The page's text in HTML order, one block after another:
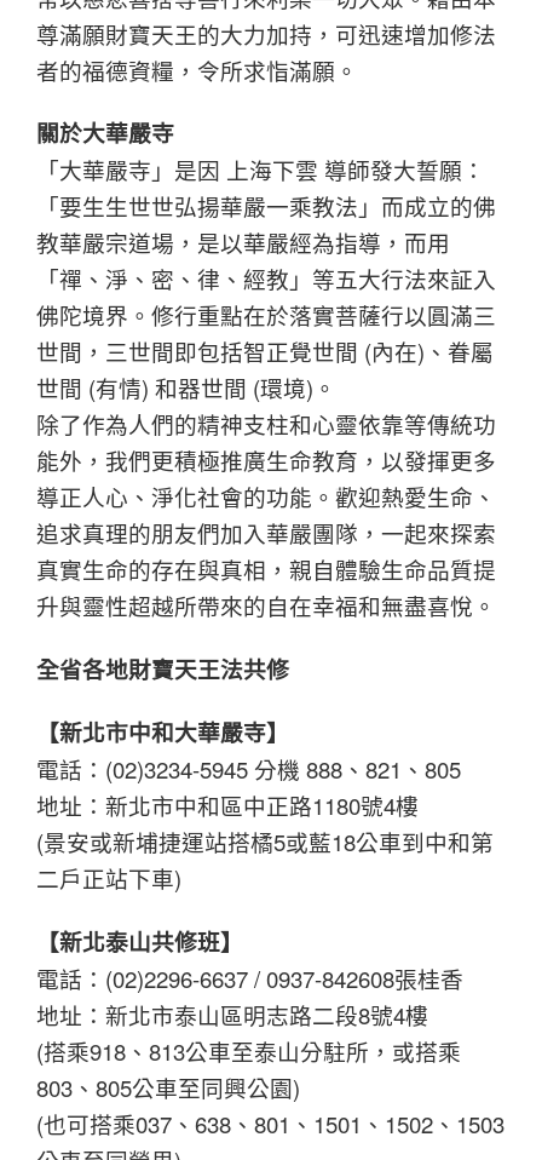
尊滿願財寶天王的大力加持，可迅速增加修法
者的福德資糧，令所求恉滿願。
關於大華嚴寺
「大華嚴寺」是因 上海下雲 導師發大誓願：
「要生生世世弘揚華嚴一乘教法」而成立的佛
教華嚴宗道場，是以華嚴經為指導，而用
「禪、淨、密、律、經教」等五大行法來証入
佛陀境界。修行重點在於落實菩薩行以圓滿三
世間，三世間即包括智正覺世間 (內在)、眷屬
世間 (有情) 和器世間 (環境)。
除了作為人們的精神支柱和心靈依靠等傳統功
能外，我們更積極推廣生命教育，以發揮更多
導正人心、淨化社會的功能。歡迎熱愛生命、
追求真理的朋友們加入華嚴團隊，一起來探索
真實生命的存在與真相，親自體驗生命品質提
升與靈性超越所帶來的自在幸福和無盡喜悅。
全省各地財寶天王法共修
【新北市中和大華嚴寺】
電話：(02)3234-5945 分機 888、821、805
地址：新北市中和區中正路1180號4樓
(景安或新埔捷運站搭橘5或藍18公車到中和第
二戶正站下車)
【新北泰山共修班】
電話：(02)2296-6637 / 0937-842608張桂香
地址：新北市泰山區明志路二段8號4樓
(搭乘918、813公車至泰山分駐所，或搭乘
803、805公車至同興公園)
(也可搭乘037、638、801、1501、1502、1503